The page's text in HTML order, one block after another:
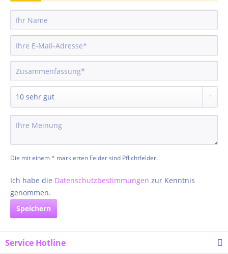
Die mit einem * markierten Felder sind Pflichtfelder.
Ich habe die Datenschutzbestimmungen zur Kenntnis
genommen.
Speichern
Service Hotline